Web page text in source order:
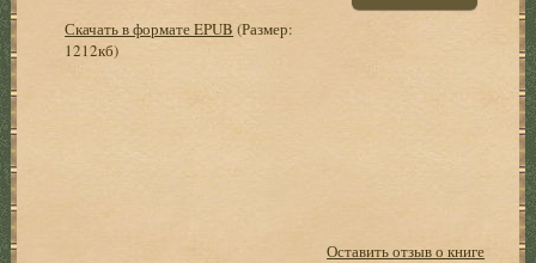
Скачать в формате EPUB (Размер:
1212кб)
Оставить отзыв о книге